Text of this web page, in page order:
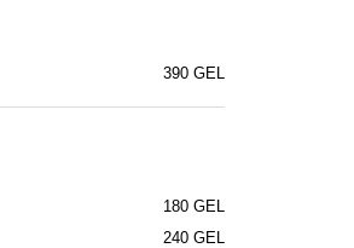
390 GEL
180 GEL
240 GEL